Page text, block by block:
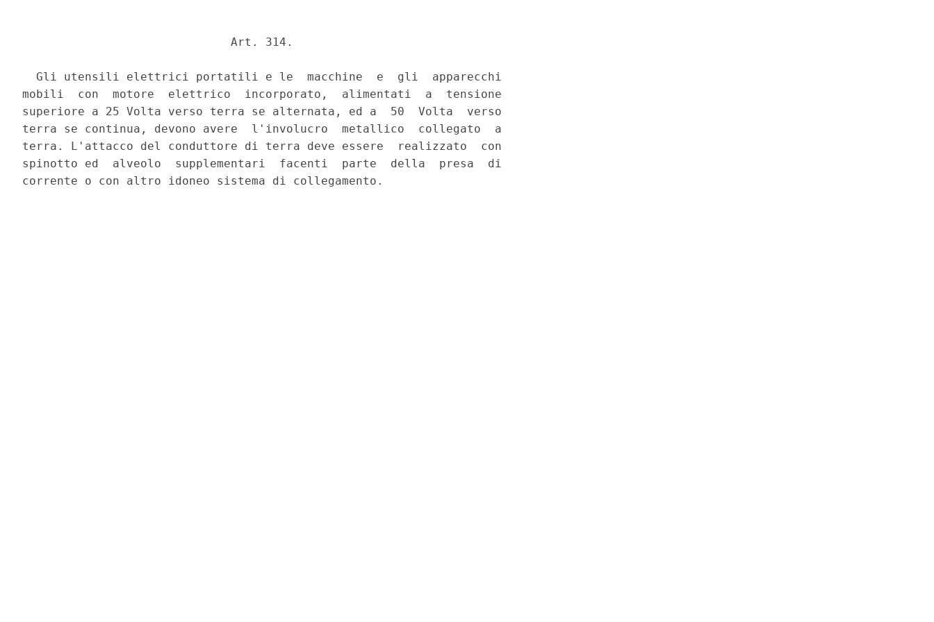
                              Art. 314.
  Gli utensili elettrici portatili e le  macchine  e  gli  apparecchi
mobili  con  motore  elettrico  incorporato,  alimentati  a  tensione
superiore a 25 Volta verso terra se alternata, ed a  50  Volta  verso
terra se continua, devono avere  l'involucro  metallico  collegato  a
terra. L'attacco del conduttore di terra deve essere  realizzato  con
spinotto ed  alveolo  supplementari  facenti  parte  della  presa  di